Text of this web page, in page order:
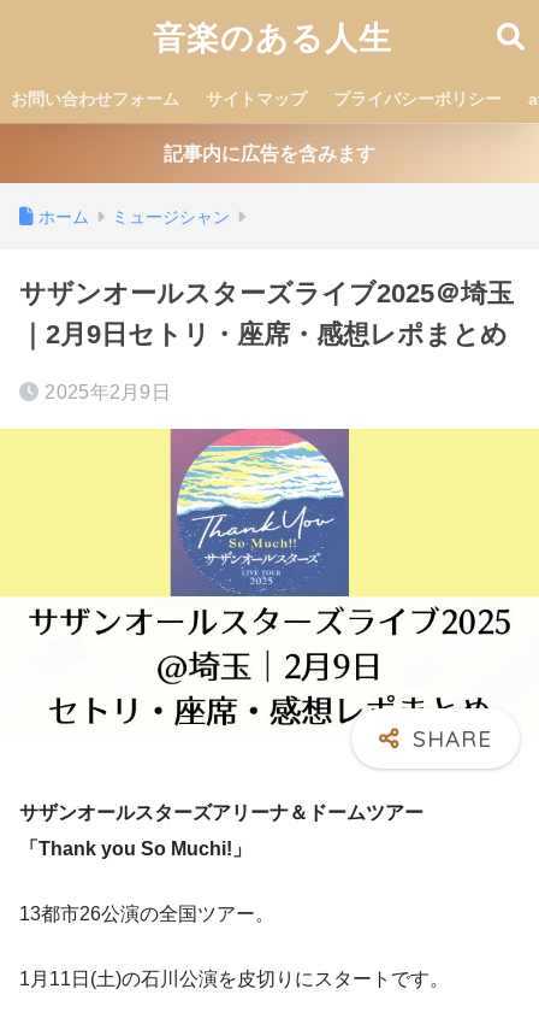
音楽のある人生
お問い合わせフォーム サイトマップ プライバシーポリシー
記事内に広告を含みます
ホーム ミュージシャン
サザンオールスターズライブ2025＠埼玉
｜2月9日セトリ・座席・感想レポまとめ
2025年2月9日
サザンオールスターズアリーナ＆ドームツアー
「Thank you So Muchi!」
13都市26公演の全国ツアー。
1月11日(土)の石川公演を皮切りにスタートです。